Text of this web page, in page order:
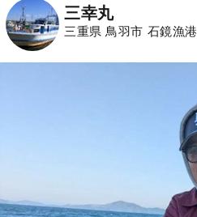
三幸丸
三重県 鳥羽市 石鏡漁港